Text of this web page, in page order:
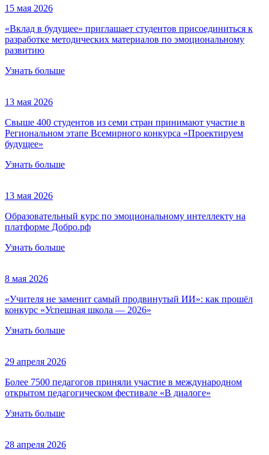
15 мая 2026
«Вклад в будущее» приглашает студентов присоединиться к
разработке методических материалов по эмоциональному
развитию
Узнать больше
13 мая 2026
Свыше 400 студентов из семи стран принимают участие в
Региональном этапе Всемирного конкурса «Проектируем
будущее»
Узнать больше
13 мая 2026
Образовательный курс по эмоциональному интеллекту на
платформе Добро.рф
Узнать больше
8 мая 2026
«Учителя не заменит самый продвинутый ИИ»: как прошёл
конкурс «Успешная школа — 2026»
Узнать больше
29 апреля 2026
Более 7500 педагогов приняли участие в международном
открытом педагогическом фестивале «В диалоге»
Узнать больше
28 апреля 2026